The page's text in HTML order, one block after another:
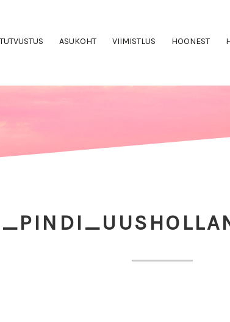
TUTVUSTUS ASUKOHT VIIMISTLUS HOONEST